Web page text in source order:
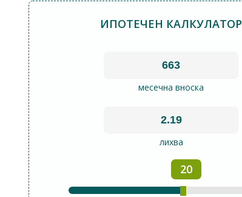
ИПОТЕЧЕН КАЛКУЛАТОР
месечна вноска
лихва
20